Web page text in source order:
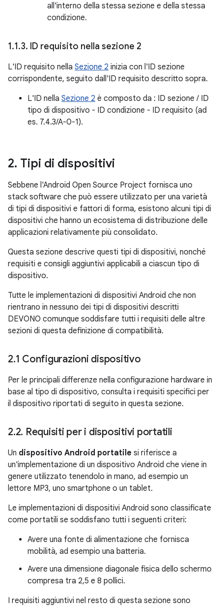
all'interno della stessa sezione e della stessa
condizione.
1.1.3. ID requisito nella sezione 2
L'ID requisito nella Sezione 2 inizia con l'ID sezione
corrispondente, seguito dall'ID requisito descritto sopra.
L'ID nella Sezione 2 è composto da : ID sezione / ID
tipo di dispositivo - ID condizione - ID requisito (ad
es. 7.4.3/A-0-1).
2. Tipi di dispositivi
Sebbene l'Android Open Source Project fornisca uno
stack software che può essere utilizzato per una varietà
di tipi di dispositivi e fattori di forma, esistono alcuni tipi di
dispositivi che hanno un ecosistema di distribuzione delle
applicazioni relativamente più consolidato.
Questa sezione descrive questi tipi di dispositivi, nonché
requisiti e consigli aggiuntivi applicabili a ciascun tipo di
dispositivo.
Tutte le implementazioni di dispositivi Android che non
rientrano in nessuno dei tipi di dispositivi descritti
DEVONO comunque soddisfare tutti i requisiti delle altre
sezioni di questa definizione di compatibilità.
2.1 Configurazioni dispositivo
Per le principali differenze nella configurazione hardware in
base al tipo di dispositivo, consulta i requisiti specifici per
il dispositivo riportati di seguito in questa sezione.
2.2. Requisiti per i dispositivi portatili
Un dispositivo Android portatile si riferisce a
un'implementazione di un dispositivo Android che viene in
genere utilizzato tenendolo in mano, ad esempio un
lettore MP3, uno smartphone o un tablet.
Le implementazioni di dispositivi Android sono classificate
come portatili se soddisfano tutti i seguenti criteri:
Avere una fonte di alimentazione che fornisca
mobilità, ad esempio una batteria.
Avere una dimensione diagonale fisica dello schermo
compresa tra 2,5 e 8 pollici.
I requisiti aggiuntivi nel resto di questa sezione sono